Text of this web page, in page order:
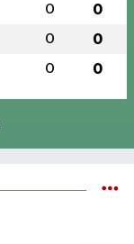
0 0
0 0
0 0